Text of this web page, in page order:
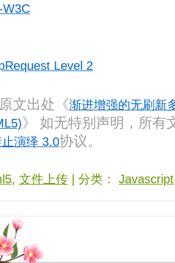
W3C
Level 2
文出处《渐进增强的无刷新
》 如无特别声明，所有
演绎 3.0协议。
, 文件上传 | 分类： Javascript